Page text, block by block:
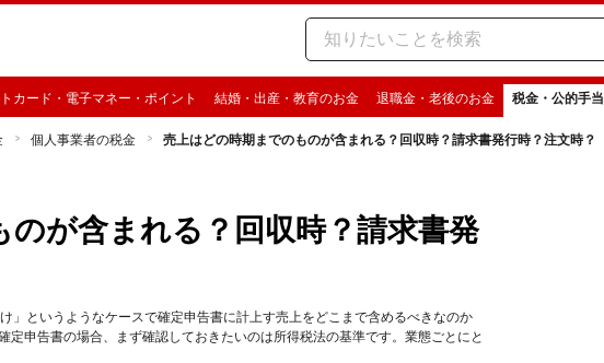
カード・電子マネー・ポイント 結婚・出産・教育のお金 退職金・老後のお金 税金・公的手当
個人事業者の税金 売上はどの時期までのものが含まれる？回収時？請求書発行時？注文時？
が含まれる？回収時？請求書発
」というようなケースで確定申告書に計上す売上をどこまで含めるべきなのか
申告書の場合、まず確認しておきたいのは所得税法の基準です。業態ごとにと